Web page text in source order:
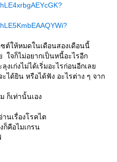
ซต์ให้หมดในเดือนสองเดือนนี้
จก็ไม่อยากเป็นหนี้อะไรอีก
งเก่งไม่ได้เริ่มอะไรก่อนอีกเลย
ได้ยิน หรือได้ฟัง อะไรต่าง ๆ จาก
ก็เท่านั้นเอง
นเรื่องโรคไต
ก็คือไมเกรน